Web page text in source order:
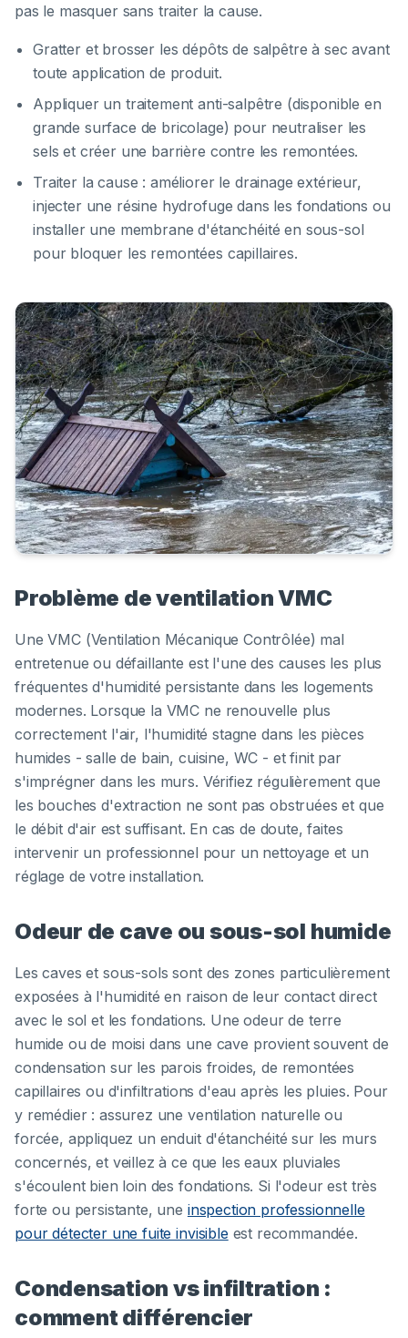
pas le masquer sans traiter la cause.
Gratter et brosser les dépôts de salpêtre à sec avant
toute application de produit.
Appliquer un traitement anti-salpêtre (disponible en
grande surface de bricolage) pour neutraliser les
sels et créer une barrière contre les remontées.
Traiter la cause : améliorer le drainage extérieur,
injecter une résine hydrofuge dans les fondations ou
installer une membrane d'étanchéité en sous-sol
pour bloquer les remontées capillaires.
Problème de ventilation VMC
Une VMC (Ventilation Mécanique Contrôlée) mal
entretenue ou défaillante est l'une des causes les plus
fréquentes d'humidité persistante dans les logements
modernes. Lorsque la VMC ne renouvelle plus
correctement l'air, l'humidité stagne dans les pièces
humides - salle de bain, cuisine, WC - et finit par
s'imprégner dans les murs. Vérifiez régulièrement que
les bouches d'extraction ne sont pas obstruées et que
le débit d'air est suffisant. En cas de doute, faites
intervenir un professionnel pour un nettoyage et un
réglage de votre installation.
Odeur de cave ou sous-sol humide
Les caves et sous-sols sont des zones particulièrement
exposées à l'humidité en raison de leur contact direct
avec le sol et les fondations. Une odeur de terre
humide ou de moisi dans une cave provient souvent de
condensation sur les parois froides, de remontées
capillaires ou d'infiltrations d'eau après les pluies. Pour
y remédier : assurez une ventilation naturelle ou
forcée, appliquez un enduit d'étanchéité sur les murs
concernés, et veillez à ce que les eaux pluviales
s'écoulent bien loin des fondations. Si l'odeur est très
forte ou persistante, une inspection professionnelle
pour détecter une fuite invisibleest recommandée.
Condensation vs infiltration :
comment différencier